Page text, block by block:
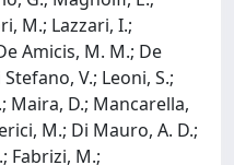
M.; Lazzari, I.;
Amicis, M. M.; De
V.; Leoni, S.;
Maira, D.; Mancarella,
M.; Di Mauro, A. D.;
Fabrizi, M.;